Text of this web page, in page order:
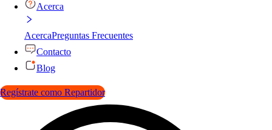
Acerca
AcercaPreguntas Frecuentes
Contacto
Blog
Regístrate como Repartidor